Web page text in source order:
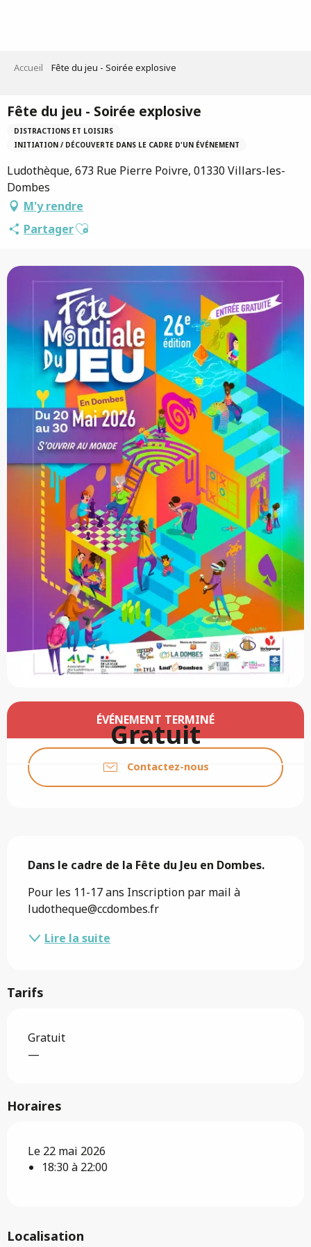
Accueil Fête du jeu - Soirée explosive
Fête du jeu - Soirée explosive
DISTRACTIONS ET LOISIRS
INITIATION / DÉCOUVERTE DANS LE CADRE D'UN ÉVÉNEMENT
Ludothèque, 673 Rue Pierre Poivre, 01330 Villars-les-
Dombes
M'y rendre
PartagerAjouter aux favoris
Ouverture et coordonnées
ÉVÉNEMENT TERMINÉ
Gratuit
Contactez-nous
Dans le cadre de la Fête du Jeu en Dombes.
Pour les 11-17 ans Inscription par mail à
ludotheque@ccdombes.fr
Lire la suite
Tarifs
Gratuit
—
Horaires
Le 22 mai 2026
18:30 à 22:00
Localisation